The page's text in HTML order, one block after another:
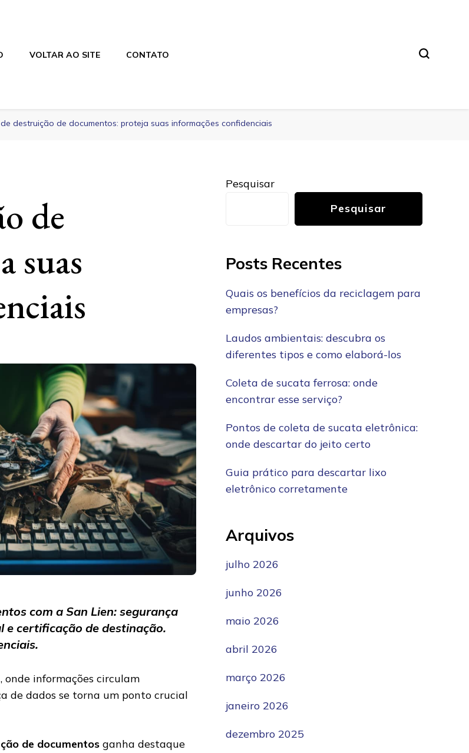
VOLTAR AO SITE CONTATO
destruição de documentos: proteja suas informações confidenciais
de
suas
com a San Lien: segurança
certificação de destinação.
informações circulam
de dados se torna um ponto crucial
de documentos ganha destaque
Pesquisar
Pesquisar
Posts Recentes
Quais os benefícios da reciclagem para
empresas?
Laudos ambientais: descubra os
diferentes tipos e como elaborá-los
Coleta de sucata ferrosa: onde
encontrar esse serviço?
Pontos de coleta de sucata eletrônica:
onde descartar do jeito certo
Guia prático para descartar lixo
eletrônico corretamente
Arquivos
julho 2026
junho 2026
maio 2026
abril 2026
março 2026
janeiro 2026
dezembro 2025